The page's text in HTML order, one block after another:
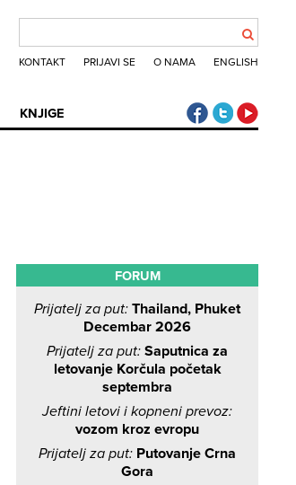
KONTAKT PRIJAVI SE O NAMA ENGLISH
KNJIGE Klub putnika
Klub
FORUM
Prijatelj za put: Thailand, Phuket
Decembar 2026
Prijatelj za put: Saputnica za
letovanje Korčula početak
septembra
Jeftini letovi i kopneni prevoz:
vozom kroz evropu
Prijatelj za put: Putovanje Crna
Gora